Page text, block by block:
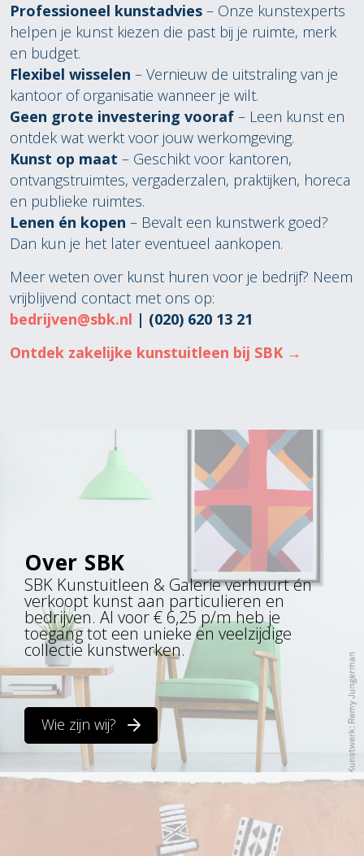
Professioneel kunstadvies – Onze kunstexperts
helpen je kunst kiezen die past bij je ruimte, merk
en budget.
Flexibel wisselen – Vernieuw de uitstraling van je
kantoor of organisatie wanneer je wilt.
Geen grote investering vooraf – Leen kunst en
ontdek wat werkt voor jouw werkomgeving.
Kunst op maat – Geschikt voor kantoren,
ontvangstruimtes, vergaderzalen, praktijken, horeca
en publieke ruimtes.
Lenen én kopen – Bevalt een kunstwerk goed?
Dan kun je het later eventueel aankopen.
Meer weten over kunst huren voor je bedrijf? Neem
vrijblijvend contact met ons op:
bedrijven@sbk.nl | (020) 620 13 21
Ontdek zakelijke kunstuitleen bij SBK →
Over SBK
SBK Kunstuitleen & Galerie verhuurt én
verkoopt kunst aan particulieren en
bedrijven. Al voor € 6,25 p/m heb je
toegang tot een unieke en veelzijdige
collectie kunstwerken.
Wie zijn wij?